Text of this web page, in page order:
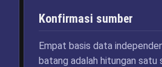
Konfirmasi sumber
Empat basis data
batang adalah hitungan satu